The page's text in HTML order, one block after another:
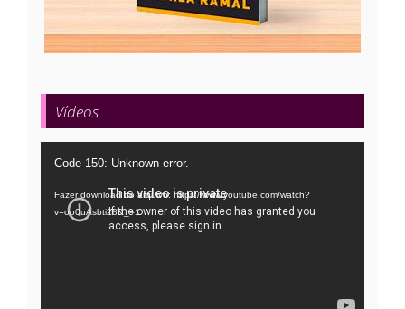
Vídeos
Tocador
vídeo
Code 150: Unknown error.
Fazer download do arquivo: https://www.youtube.com/watch?
v=oo0uAsbti28&_=1